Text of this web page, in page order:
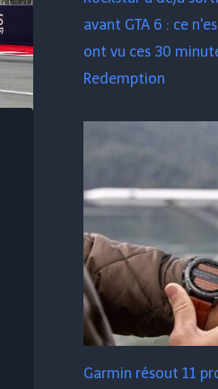
avant GTA 6 : ce
ont vu ces 30
Redemption
Garmin résout 11